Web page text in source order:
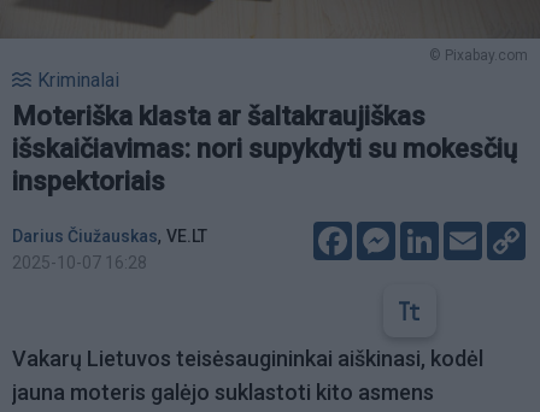
© Pixabay.com
Kriminalai
Moteriška klasta ar šaltakraujiškas
išskaičiavimas: nori supykdyti su mokesčių
inspektoriais
Darius Čiužauskas, VE.LT
2025-10-07 16:28
FacebookMessenger
LinkedIn
Email
Vakarų Lietuvos teisėsaugininkai aiškinasi, kodėl
jauna moteris galėjo suklastoti kito asmens